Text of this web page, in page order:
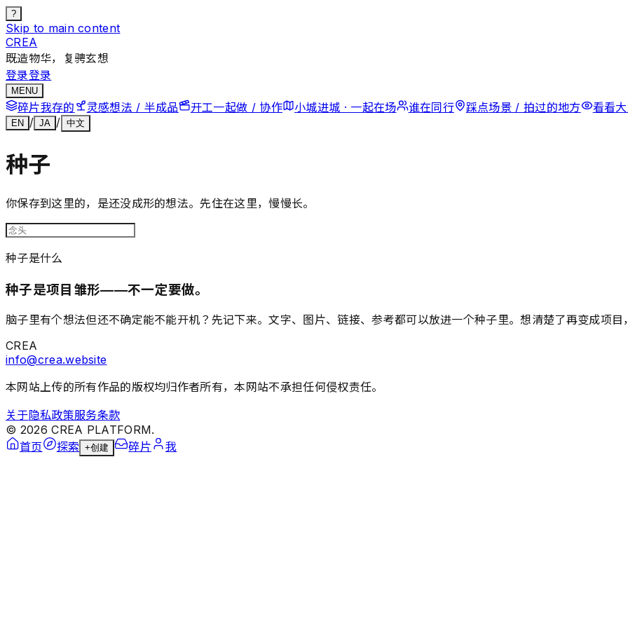
?
Skip to main content
CREA
既造物华，复骋玄想
登录登录
MENU
碎片我存的 灵感想法 / 半成品 开工一起做 / 协作 小城进城 · 一起在场 谁在同行 踩点场景 / 拍过的地方 看看
EN / JA / 中文
种子
你保存到这里的，是还没成形的想法。先住在这里，慢慢长。
种子是什么
种子是项目雏形——不一定要做。
脑子里有个想法但还不确定能不能开机？先记下来。文字、图片、链接、参考都可以放进一个种子里。想清楚了再变成项目
CREA
info@crea.website
本网站上传的所有作品的版权均归作者所有，本网站不承担任何侵权责任。
关于隐私政策服务条款
© 2026 CREA PLATFORM.
首页
探索 +创建 碎片 我